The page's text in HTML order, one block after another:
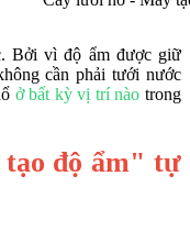
Bởi vì độ ẩm được giữ
cần phải tưới nước
ở bất kỳ vị trí nào trong
độ ẩm" tự